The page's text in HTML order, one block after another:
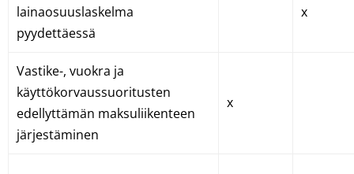
lainaosuuslaskelma
pyydettäessä
x
Vastike-, vuokra ja
käyttökorvaussuoritusten
edellyttämän maksuliikenteen
järjestäminen
x